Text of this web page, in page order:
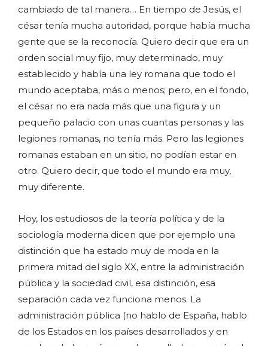
cambiado de tal manera… En tiempo de Jesús, el
césar tenía mucha autoridad, porque había mucha
gente que se la reconocía. Quiero decir que era un
orden social muy fijo, muy determinado, muy
establecido y había una ley romana que todo el
mundo aceptaba, más o menos; pero, en el fondo,
el césar no era nada más que una figura y un
pequeño palacio con unas cuantas personas y las
legiones romanas, no tenía más. Pero las legiones
romanas estaban en un sitio, no podían estar en
otro. Quiero decir, que todo el mundo era muy,
muy diferente.
Hoy, los estudiosos de la teoría política y de la
sociología moderna dicen que por ejemplo una
distinción que ha estado muy de moda en la
primera mitad del siglo XX, entre la administración
pública y la sociedad civil, esa distinción, esa
separación cada vez funciona menos. La
administración pública (no hablo de España, hablo
de los Estados en los países desarrollados y en